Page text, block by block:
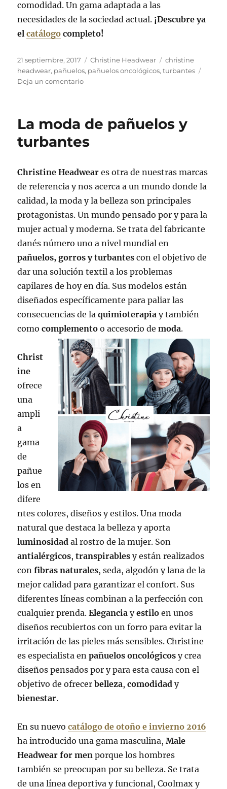
comodidad. Un gama adaptada a las
necesidades de la sociedad actual. ¡Descubre ya
elcatálogo completo!
Publicado
el
21 septiembre, 2017 Categorías
Christine Headwear Etiquetas
christine
headwear, pañuelos, pañuelos oncológicos,turbantes
Deja un comentarioen
tus
problemas
capilares
La moda de pañuelos y
turbantes
Christine Headwear es otra de nuestras marcas
de referencia y nos acerca a un mundo donde la
calidad, la moda y la belleza son principales
protagonistas. Un mundo pensado por y para la
mujer actual y moderna. Se trata del fabricante
danés número uno a nivel mundial en
pañuelos, gorros y turbantes con el objetivo de
dar una solución textil a los problemas
capilares de hoy en día. Sus modelos están
diseñados específicamente para paliar las
consecuencias de laquimioterapia y también
comocomplemento o accesorio demoda.
Christ
ine
ofrece
una
ampli
a
gama
de
pañue
los en
difere
ntes colores, diseños y estilos. Una moda
natural que destaca la belleza y aporta
luminosidad al rostro de la mujer. Son
antialérgicos,transpirables y están realizados
confibras naturales, seda, algodón y lana de la
mejor calidad para garantizar el confort. Sus
diferentes líneas combinan a la perfección con
cualquier prenda.Elegancia yestilo en unos
diseños recubiertos con un forro para evitar la
irritación de las pieles más sensibles. Christine
es especialista enpañuelos oncológicos y crea
diseños pensados por y para esta causa con el
objetivo de ofrecerbelleza,comodidad y
bienestar.
En su nuevocatálogo de otoño e invierno 2016
ha introducido una gama masculina,Male
Headwear for men porque los hombres
también se preocupan por su belleza. Se trata
de una línea deportiva y funcional, Coolmax y